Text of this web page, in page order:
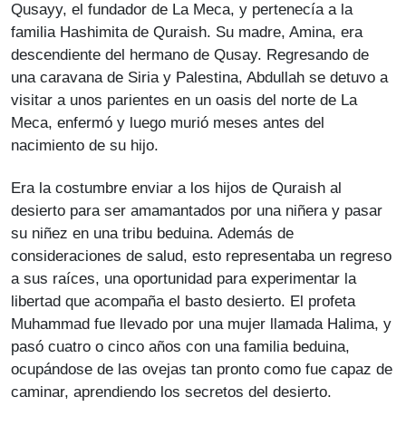
Qusayy, el fundador de La Meca, y pertenecía a la
familia Hashimita de Quraish. Su madre, Amina, era
descendiente del hermano de Qusay. Regresando de
una caravana de Siria y Palestina, Abdullah se detuvo a
visitar a unos parientes en un oasis del norte de La
Meca, enfermó y luego murió meses antes del
nacimiento de su hijo.
Era la costumbre enviar a los hijos de Quraish al
desierto para ser amamantados por una niñera y pasar
su niñez en una tribu beduina. Además de
consideraciones de salud, esto representaba un regreso
a sus raíces, una oportunidad para experimentar la
libertad que acompaña el basto desierto. El profeta
Muhammad fue llevado por una mujer llamada Halima, y
pasó cuatro o cinco años con una familia beduina,
ocupándose de las ovejas tan pronto como fue capaz de
caminar, aprendiendo los secretos del desierto.